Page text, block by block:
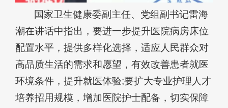
国家卫生健康委副主任、党组副书记雷海
潮在讲话中指出，要进一步提升医院病房床位
配置水平，提供多样化选择，适应人民群众对
高品质生活的需求和愿望，有效改善患者就医
环境条件，提升就医体验;要扩大专业护理人才
培养招用规模，增加医院护士配备，切实保障